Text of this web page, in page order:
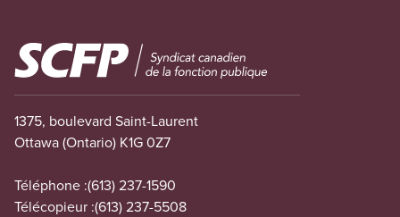
Image
1375, boulevard Saint-Laurent
Ottawa (Ontario) K1G 0Z7
Téléphone :(613) 237-1590
Télécopieur :(613) 237-5508